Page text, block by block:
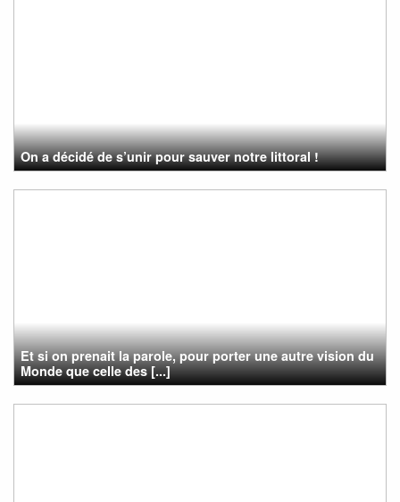
On a décidé de s’unir pour sauver notre littoral !
Et si on prenait la parole, pour porter une autre vision du
Monde que celle des [...]